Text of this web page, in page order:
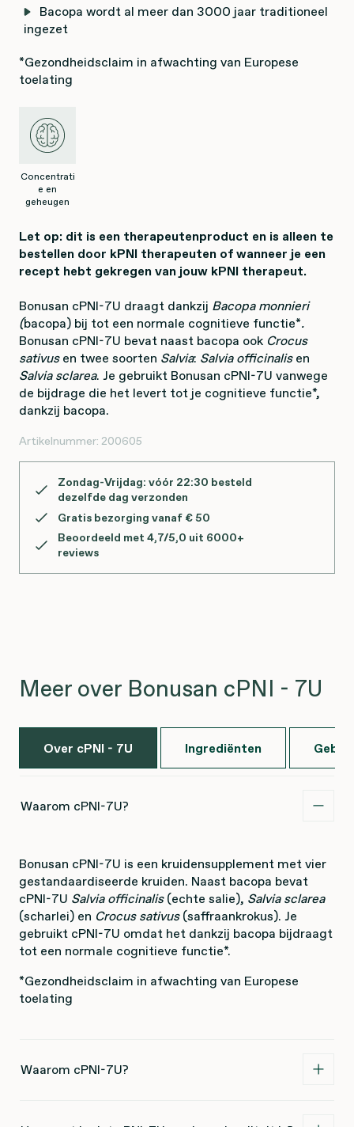
Bacopa wordt al meer dan 3000 jaar traditioneel
ingezet
*Gezondheidsclaim in afwachting van Europese
toelating
Concentrati
e en
geheugen
Let op: dit is een therapeutenproduct en is alleen te
bestellen door kPNI therapeuten of wanneer je een
recept hebt gekregen van jouw kPNI therapeut.
Bonusan cPNI-7U draagt dankzij Bacopa monnieri
(bacopa) bij tot een normale cognitieve functie*.
Bonusan cPNI-7U bevat naast bacopa ook Crocus
sativusen twee soorten Salvia: Salvia officinalisen
Salvia sclarea. Je gebruikt Bonusan cPNI-7U vanwege
de bijdrage die het levert tot je cognitieve functie*,
dankzij bacopa.
Artikelnummer: 200605
Zondag-Vrijdag: vóór 22:30 besteld
dezelfde dag verzonden
Gratis bezorging vanaf € 50
Beoordeeld met 4,7/5,0 uit 6000+
reviews
Meer over Bonusan cPNI - 7U
Over cPNI - 7U Ingrediënten
Waarom cPNI-7U?
Bonusan cPNI-7U is een kruidensupplement met vier
gestandaardiseerde kruiden. Naast bacopa bevat
cPNI-7U Salvia officinalis(echte salie), Salvia sclarea
(scharlei) en Crocus sativus(saffraankrokus). Je
gebruikt cPNI-7U omdat het dankzij bacopa bijdraagt
tot een normale cognitieve functie*.
*Gezondheidsclaim in afwachting van Europese
toelating
Waarom cPNI-7U?